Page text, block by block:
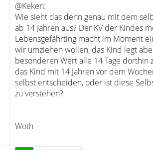
@Keken:
Wie sieht das denn genau mit dem
ab 14 Jahren aus? Der KV der Kindes
Lebensgefährting macht im Moment
wir umziehen wollen, das Kind legt
besonderen Wert alle 14 Tage dorthin
das Kind mit 14 Jahren vor dem
selbst entscheiden, oder ist diese
zu verstehen?
Woth